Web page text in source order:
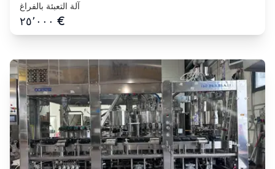
آلة التعبئة بالفراغ
٢٥٬٠٠٠ €